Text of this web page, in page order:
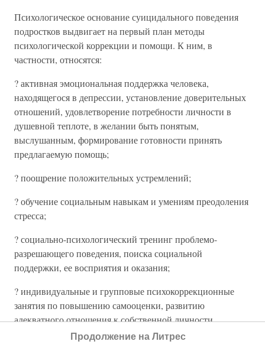
Психологическое основание суицидального поведения
подростков выдвигает на первый план методы
психологической коррекции и помощи. К ним, в
частности, относятся:
? активная эмоциональная поддержка человека,
находящегося в депрессии, установление доверительных
отношений, удовлетворение потребности личности в
душевной теплоте, в желании быть понятым,
выслушанным, формирование готовности принять
предлагаемую помощь;
? поощрение положительных устремлений;
? обучение социальным навыкам и умениям преодоления
стресса;
? социально-психологический тренинг проблемо-
разрешающего поведения, поиска социальной
поддержки, ее восприятия и оказания;
? индивидуальные и групповые психокоррекционные
занятия по повышению самооценки, развитию
адекватного отношения к собственной личности,
Продолжение на Литрес